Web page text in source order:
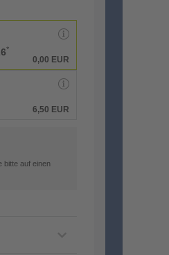
*
0,00 EUR
6,50 EUR
bitte auf einen